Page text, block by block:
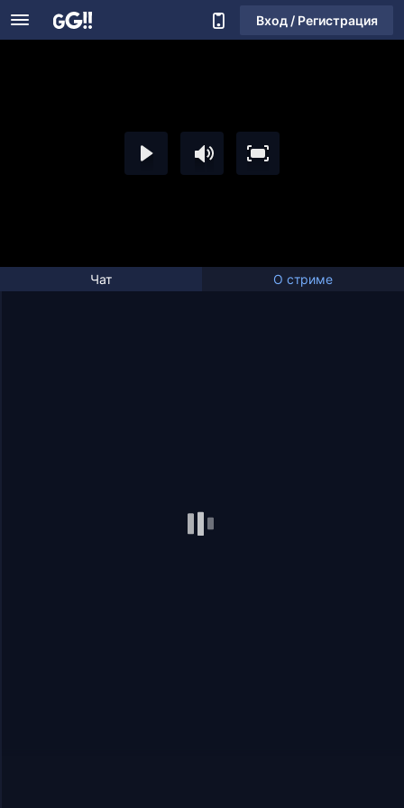
Вход / Регистрация
Чат О стриме